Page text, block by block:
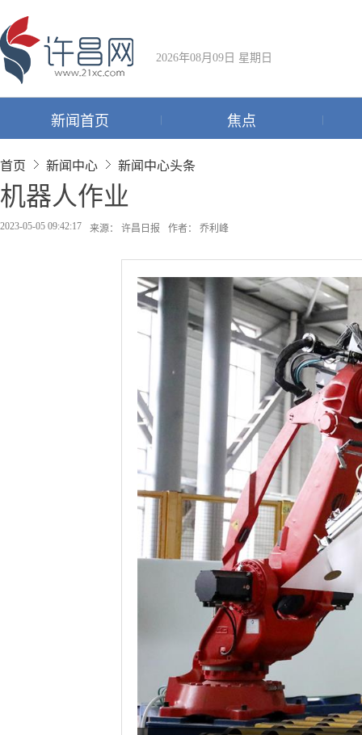
2026年08月09日 星期日
新闻首页 焦点
首页 新闻中心 新闻中心头条
机器人作业
2023-05-05 09:42:17 来源： 许昌日报 作者： 乔利峰